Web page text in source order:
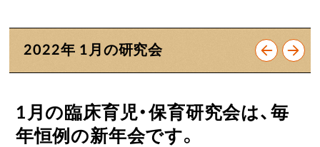
2022年 1月の研究会
1月の臨床育児・保育研究会は、毎
年恒例の新年会です。